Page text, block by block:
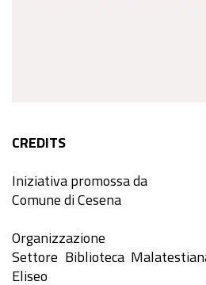
CREDITS
Iniziativa promossa da
Comune di Cesena
Organizzazione
Settore Biblioteca
Eliseo